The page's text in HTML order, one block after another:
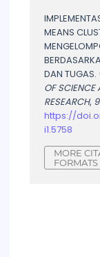
MEANS
DAN
OF SCIENCE
RESEARCH, 9
https://
i1.5758
MORE
FORMATS